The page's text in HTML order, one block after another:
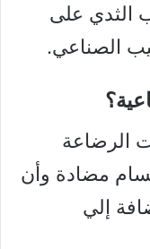
الثدي على
الصناعي.
الرضاعة
مضادة وأن
إلي